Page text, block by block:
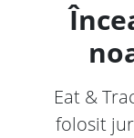
Eat &
folosit